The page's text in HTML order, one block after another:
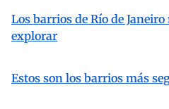
Los barrios de Río de
explorar
Estos son los barrios más